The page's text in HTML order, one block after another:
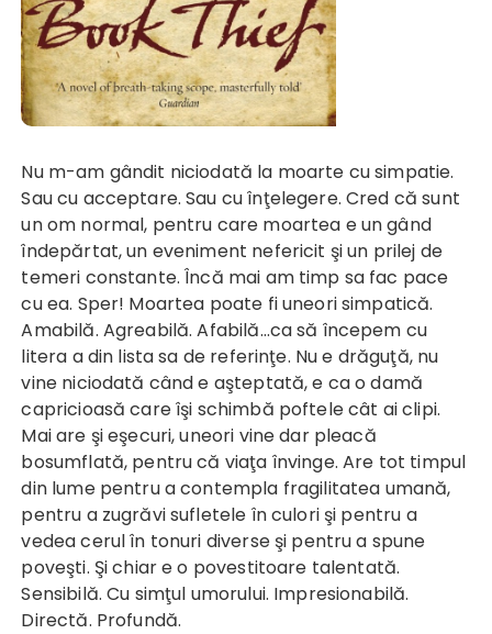
Nu m-am gândit niciodată la moarte cu simpatie.
Sau cu acceptare. Sau cu înţelegere. Cred că sunt
un om normal, pentru care moartea e un gând
îndepărtat, un eveniment nefericit şi un prilej de
temeri constante. Încă mai am timp sa fac pace
cu ea. Sper! Moartea poate fi uneori simpatică.
Amabilă. Agreabilă. Afabilă…ca să începem cu
litera a din lista sa de referinţe. Nu e drăguţă, nu
vine niciodată când e aşteptată, e ca o damă
capricioasă care îşi schimbă poftele cât ai clipi.
Mai are şi eşecuri, uneori vine dar pleacă
bosumflată, pentru că viaţa învinge. Are tot timpul
din lume pentru a contempla fragilitatea umană,
pentru a zugrăvi sufletele în culori şi pentru a
vedea cerul în tonuri diverse şi pentru a spune
poveşti. Şi chiar e o povestitoare talentată.
Sensibilă. Cu simţul umorului. Impresionabilă.
Directă. Profundă.